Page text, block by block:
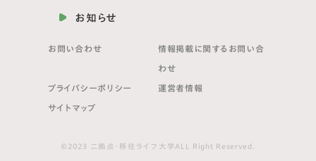
お知らせ
お問い合わせ 情報掲載に関する お問い合
わせ
プライバシーポリシー 運営者情報
サイトマップ
©2023 二拠点・移住ライフ大学ALL Right Reserved.